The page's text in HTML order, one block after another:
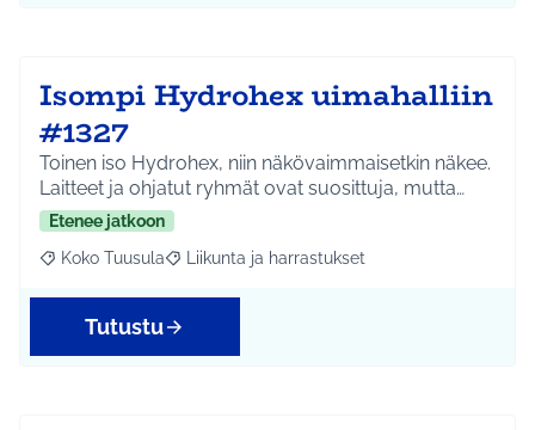
Isompi Hydrohex uimahalliin
#1327
Toinen iso Hydrohex, niin näkövaimmaisetkin näkee.
Laitteet ja ohjatut ryhmät ovat suosittuja, mutta…
Etenee jatkoon
Rajaa tulokset aihepiirin mukaan: Koko Tuusula
Koko Tuusula Rajaa tulokset teeman mukaan: Liikunta ja
Liikunta ja harrastukset
Tutustu